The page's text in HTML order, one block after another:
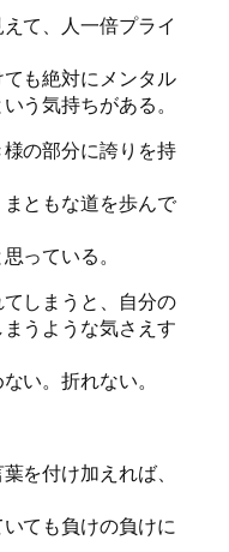
て、人一倍プライ
も絶対にメンタル
う気持ちがある。
の部分に誇りを持
ともな道を歩んで
っている。
しまうと、自分の
うような気さえす
い。折れない。
を付け加えれば、
ても負けの負けに